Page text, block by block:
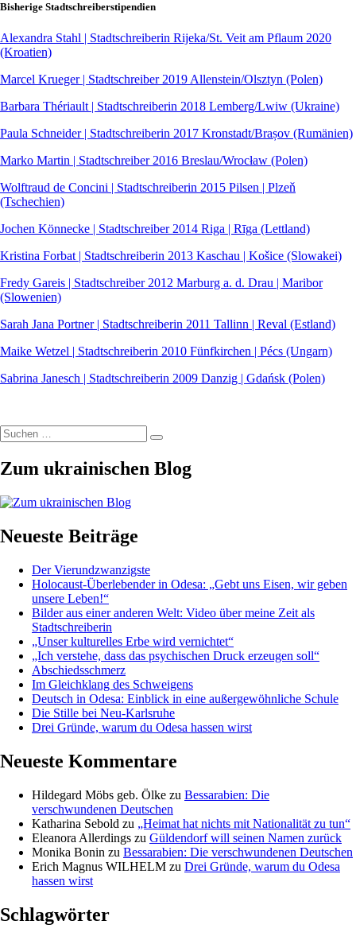
Bisherige Stadtschreiberstipendien
Alexandra Stahl | Stadtschreiberin Rijeka/St. Veit am Pflaum 2020
(Kroatien)
Marcel Krueger | Stadtschreiber 2019 Allenstein/Olsztyn (Polen)
Barbara Thériault | Stadtschreiberin 2018 Lemberg/Lwiw (Ukraine)
Paula Schneider | Stadtschreiberin 2017 Kronstadt/Brașov (Rumänien)
Marko Martin | Stadtschreiber 2016 Breslau/Wrocław (Polen)
Wolftraud de Concini | Stadtschreiberin 2015 Pilsen | Plzeň
(Tschechien)
Jochen Könnecke | Stadtschreiber 2014 Riga | Rīga (Lettland)
Kristina Forbat | Stadtschreiberin 2013 Kaschau | Košice (Slowakei)
Fredy Gareis | Stadtschreiber 2012 Marburg a. d. Drau | Maribor
(Slowenien)
Sarah Jana Portner | Stadtschreiberin 2011 Tallinn | Reval (Estland)
Maike Wetzel | Stadtschreiberin 2010 Fünfkirchen | Pécs (Ungarn)
Sabrina Janesch | Stadtschreiberin 2009 Danzig | Gdańsk (Polen)
Suchen
nach:
Suchen
Zum ukrainischen Blog
Neueste Beiträge
Der Vierundzwanzigste
Holocaust-Überlebender in Odesa: „Gebt uns Eisen, wir geben
unsere Leben!“
Bilder aus einer anderen Welt: Video über meine Zeit als
Stadtschreiberin
„Unser kulturelles Erbe wird vernichtet“
„Ich verstehe, dass das psychischen Druck erzeugen soll“
Abschiedsschmerz
Im Gleichklang des Schweigens
Deutsch in Odesa: Einblick in eine außergewöhnliche Schule
Die Stille bei Neu-Karlsruhe
Drei Gründe, warum du Odesa hassen wirst
Neueste Kommentare
Hildegard Möbs geb. Ölke zu Bessarabien: Die
verschwundenen Deutschen
Katharina Sebold zu „Heimat hat nichts mit Nationalität zu tun“
Eleanora Allerdings zu Güldendorf will seinen Namen zurück
Monika Bonin zu Bessarabien: Die verschwundenen Deutschen
Erich Magnus WILHELM zu Drei Gründe, warum du Odesa
hassen wirst
Schlagwörter